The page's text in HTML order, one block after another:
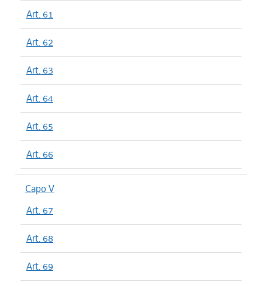
Art. 61
Art. 62
Art. 63
Art. 64
Art. 65
Art. 66
Capo V
Art. 67
Art. 68
Art. 69